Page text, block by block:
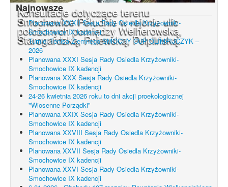
Konsultacje dotyczące terenu
Smochowice Południe w rejonie ulic
położonych pomiędzy Wejherowską,
Starogardzką, Pniewską, Pelplińską.
Najnowsze
Planowana XXXII Sesja Rady Osiedla Krzyżowniki-
Smochowice IX kadencji
Turniej Tenisa Ziemnego SMOCHY CUP OLIMPIJCZYK –
2026
Planowana XXXI Sesja Rady Osiedla Krzyżowniki-
Smochowice IX kadencji
Planowana XXX Sesja Rady Osiedla Krzyżowniki-
Smochowice IX kadencji
24-26 kwietnia 2026 roku to dni akcji proekologicznej
"Wiosenne Porządki"
Planowana XXIX Sesja Rady Osiedla Krzyżowniki-
Smochowice IX kadencji
Planowana XXVIII Sesja Rady Osiedla Krzyżowniki-
Smochowice IX kadencji
Planowana XXVII Sesja Rady Osiedla Krzyżowniki-
Smochowice IX kadencji
Planowana XXVI Sesja Rady Osiedla Krzyżowniki-
Smochowice IX kadencji